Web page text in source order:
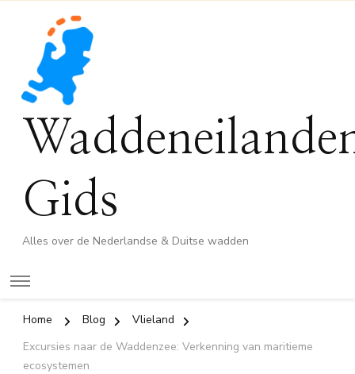
Gids
Alles over de Nederlandse & Duitse wadden
Home Blog
Vlieland
Excursies naar de Waddenzee: Verkenning van maritieme
ecosystemen